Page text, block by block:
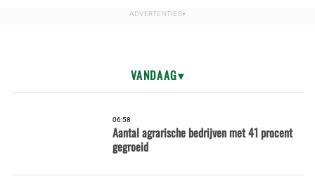
VANDAAG
06:58
Aantal agrarische bedrijven met 41 procent
gegroeid